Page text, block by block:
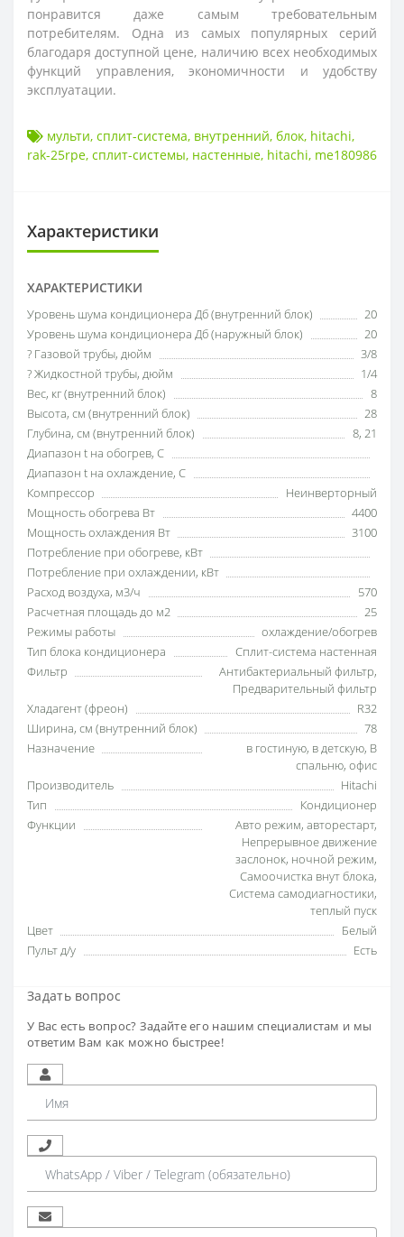
понравится даже самым требовательным
потребителям. Одна из самых популярных серий
благодаря доступной цене, наличию всех необходимых
функций управления, экономичности и удобству
эксплуатации.
мульти, сплит-система, внутренний, блок, hitachi,
rak-25rpe, cплит-системы, настенные, hitachi, me180986
Характеристики
ХАРАКТЕРИСТИКИ
Уровень шума кондиционера Дб (внутренний блок)
20
Уровень шума кондиционера Дб (наружный блок)
20
? Газовой трубы, дюйм
3/8
? Жидкостной трубы, дюйм
1/4
Вес, кг (внутренний блок)
8
Высота, см (внутренний блок)
28
Глубина, см (внутренний блок)
8, 21
Диапазон t на обогрев, С
Диапазон t на охлаждение, С
Компрессор
Неинверторный
Мощность обогрева Вт
4400
Мощность охлаждения Вт
3100
Потребление при обогреве, кВт
Потребление при охлаждении, кВт
Расход воздуха, м3/ч
570
Расчетная площадь до м2
25
Режимы работы
охлаждение/обогрев
Тип блока кондиционера
Сплит-система настенная
Фильтр
Антибактериальный фильтр,
Предварительный фильтр
Хладагент (фреон)
R32
Ширина, см (внутренний блок)
78
Назначение
в гостиную, в детскую, В
спальню, офис
Производитель
Hitachi
Тип
Кондиционер
Функции
Авто режим, авторестарт,
Непрерывное движение
заслонок, ночной режим,
Самоочистка внут блока,
Система самодиагностики,
теплый пуск
Цвет
Белый
Пульт д/у
Есть
Задать вопрос
У Вас есть вопрос? Задайте его нашим специалистам и мы
ответим Вам как можно быстрее!